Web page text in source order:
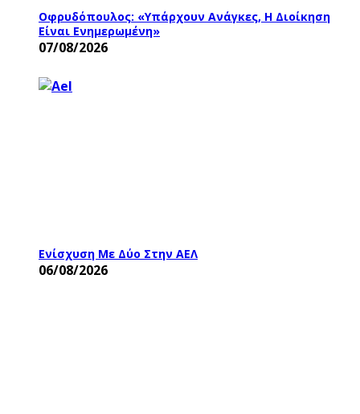
Οφρυδόπουλος: «Υπάρχουν Ανάγκες, Η Διοίκηση
Είναι Ενημερωμένη»
07/08/2026
Ενίσχυση Με Δύο Στην ΑΕΛ
06/08/2026